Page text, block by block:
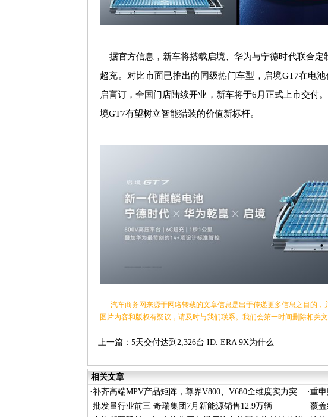
据官方信息，新车将搭载启境、华为与宁德时代联合定
超充。对比市面已推出的同级热门车型，启境GT7在电
启盲订，全国门店陆续开业，新车将于6月正式上市交付
境GT7有望树立智能猎装的价值新标杆。
汽车商务网来源于网络转载的文章信息是出于传递更多信息之目的，
图片内容和版权有疑议，请及时与我们联系。我们会第一时间删除相关文
上一篇： 5天交付达到2,326台 ID. ERA 9X为什么
相关文章
·补齐高端MPV产品矩阵，尊界V800、V680全维度实力突
围
·重
·批发量行业前三 奇瑞集团7月新能源销售12.9万辆 ·覆